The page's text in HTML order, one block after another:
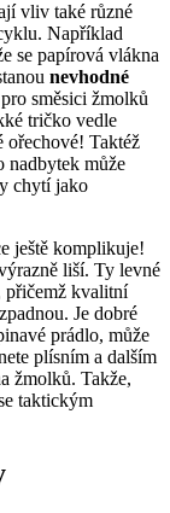
vliv také různé‌
Například
se papírová vlákna‍
nevhodné
směsici žmolků
tričko ⁣vedle
ořechové! Taktéž​
nadbytek ‍může​
​chytí⁣ jako⁤
ještě komplikuje!‌
výrazně​ liší. Ty ‍levné
přičemž kvalitní
Je ⁤dobré
prádlo, může
plísním a ⁣dalším
žmolků. Takže,
taktickým